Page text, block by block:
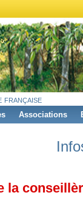
française
Associations
la